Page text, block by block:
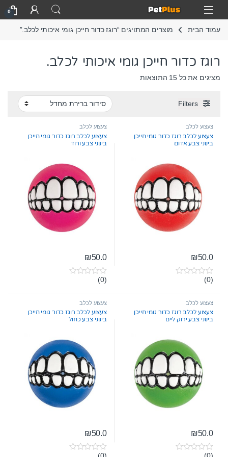
Skip to navigation
Skip to content
Open
0
עמוד הבית מוצרים המתויגים “רוגז כדור חייכן גומי איכותי לכלב.”
רוגז כדור חייכן גומי איכותי לכלב.
מציגים את כל ⁦15⁩ התוצאות
Filters
צעצוע לכלב
צעצוע לכלב רוגז כדור גומי חייכן
בינוני צבע אדום
₪50.0
0
t
o
f
5
(0)
צעצוע לכלב
צעצוע לכלב רוגז כדור גומי חייכן
בינוני צבע ורוד
₪50.0
0
t
o
f
5
(0)
צעצוע לכלב
צעצוע לכלב רוגז כדור גומי חייכן
בינוני צבע ירוק ליים
₪50.0
צעצוע לכלב
צעצוע לכלב רוגז כדור גומי חייכן
בינוני צבע כחול
₪50.0